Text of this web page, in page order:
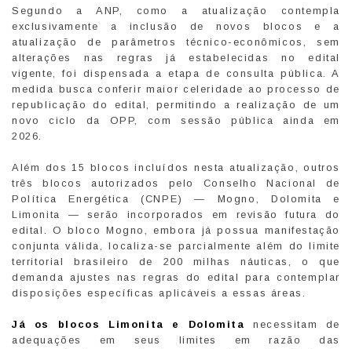
Segundo a ANP, como a atualização contempla
exclusivamente a inclusão de novos blocos e a
atualização de parâmetros técnico-econômicos, sem
alterações nas regras já estabelecidas no edital
vigente, foi dispensada a etapa de consulta pública. A
medida busca conferir maior celeridade ao processo de
republicação do edital, permitindo a realização de um
novo ciclo da OPP, com sessão pública ainda em
2026.
Além dos 15 blocos incluídos nesta atualização, outros
três blocos autorizados pelo Conselho Nacional de
Política Energética (CNPE) — Mogno, Dolomita e
Limonita — serão incorporados em revisão futura do
edital. O bloco Mogno, embora já possua manifestação
conjunta válida, localiza-se parcialmente além do limite
territorial brasileiro de 200 milhas náuticas, o que
demanda ajustes nas regras do edital para contemplar
disposições específicas aplicáveis a essas áreas.
Já os blocos Limonita e Dolomita necessitam de
adequações em seus limites em razão das